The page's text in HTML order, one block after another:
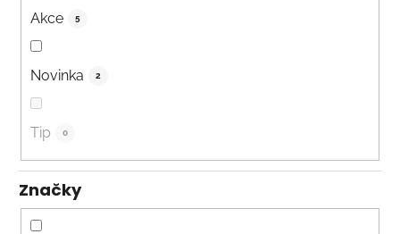
Akce 5
Novinka 2
Tip 0
Značky